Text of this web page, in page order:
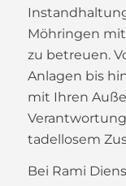
Möhringen
zu betreuen.
Anlagen bis
mit Ihren
tadellosem
Bei Rami